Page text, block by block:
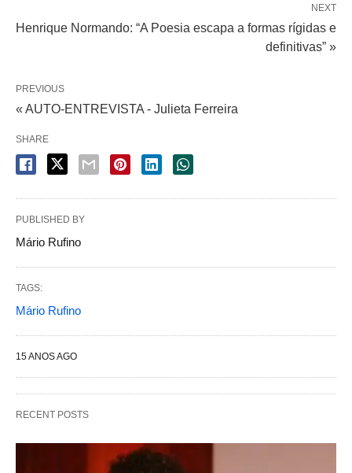
NEXT
Henrique Normando: “A Poesia escapa a formas rígidas e
definitivas” »
PREVIOUS
« AUTO-ENTREVISTA - Julieta Ferreira
SHARE
PUBLISHED BY
Mário Rufino
TAGS:
Mário Rufino
15 ANOS AGO
RECENT POSTS